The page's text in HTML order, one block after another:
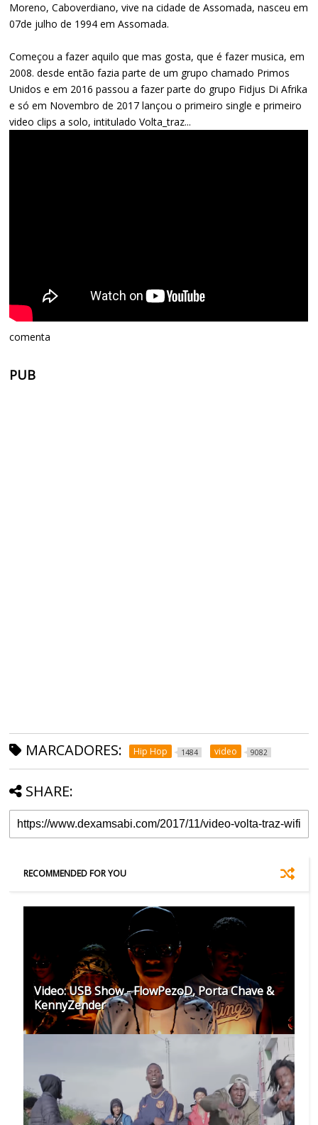
Moreno, Caboverdiano, vive na cidade de Assomada, nasceu em
07de julho de 1994 em Assomada.
Começou a fazer aquilo que mas gosta, que é fazer musica, em
2008. desde então fazia parte de um grupo chamado Primos
Unidos e em 2016 passou a fazer parte do grupo Fidjus Di Afrika
e só em Novembro de 2017 lançou o primeiro single e primeiro
video clips a solo, intitulado Volta_traz...
comenta
PUB
MARCADORES: Hip Hop 1484 video 9082
SHARE:
RECOMMENDED FOR YOU
Video: USB Show - FlowPezoD, Porta Chave &
KennyZender